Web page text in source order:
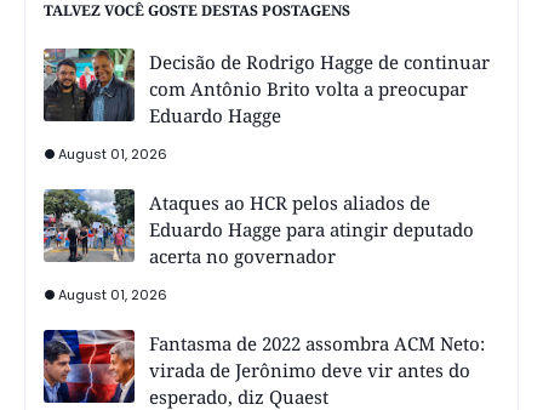
TALVEZ VOCÊ GOSTE DESTAS POSTAGENS
Decisão de Rodrigo Hagge de continuar
com Antônio Brito volta a preocupar
Eduardo Hagge
August 01, 2026
Ataques ao HCR pelos aliados de
Eduardo Hagge para atingir deputado
acerta no governador
August 01, 2026
Fantasma de 2022 assombra ACM Neto:
virada de Jerônimo deve vir antes do
esperado, diz Quaest